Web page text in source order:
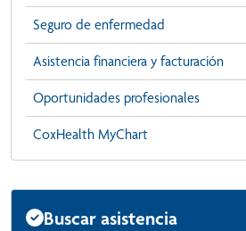
Seguro de enfermedad
Asistencia financiera y facturación
Oportunidades profesionales
CoxHealth MyChart
Buscar asistencia